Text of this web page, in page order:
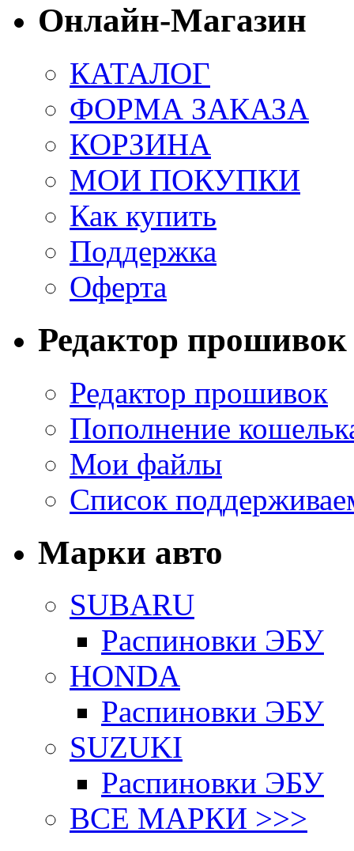
Онлайн-Магазин
КАТАЛОГ
ФОРМА ЗАКАЗА
КОРЗИНА
МОИ ПОКУПКИ
Как купить
Поддержка
Оферта
Редактор прошивок
Редактор прошивок
Пополнение
Мои файлы
Список
Марки авто
SUBARU
Распиновки ЭБУ
HONDA
Распиновки ЭБУ
SUZUKI
Распиновки ЭБУ
ВСЕ МАРКИ >>>